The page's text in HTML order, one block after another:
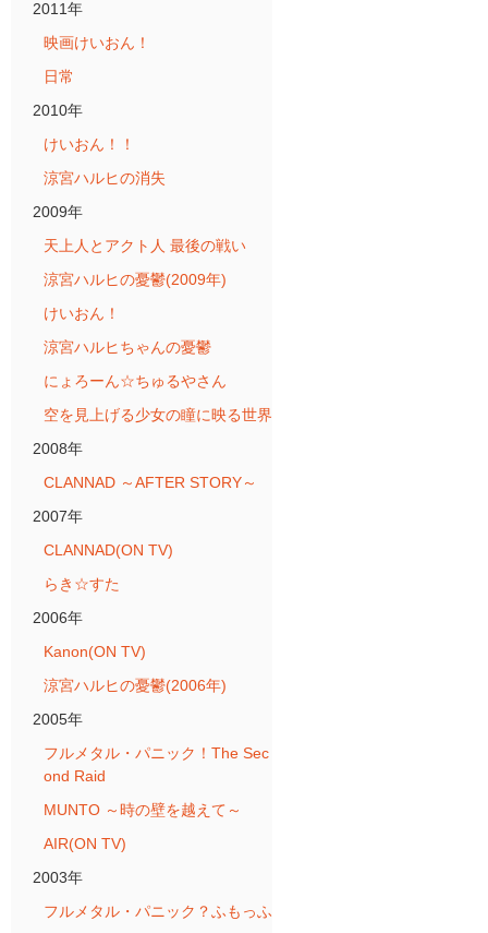
2011年
映画けいおん！
日常
2010年
けいおん！！
涼宮ハルヒの消失
2009年
天上人とアクト人 最後の戦い
涼宮ハルヒの憂鬱(2009年)
けいおん！
涼宮ハルヒちゃんの憂鬱
にょろーん☆ちゅるやさん
空を見上げる少女の瞳に映る世界
2008年
CLANNAD ～AFTER STORY～
2007年
CLANNAD(ON TV)
らき☆すた
2006年
Kanon(ON TV)
涼宮ハルヒの憂鬱(2006年)
2005年
フルメタル・パニック！The Sec
ond Raid
MUNTO ～時の壁を越えて～
AIR(ON TV)
2003年
フルメタル・パニック？ふもっふ